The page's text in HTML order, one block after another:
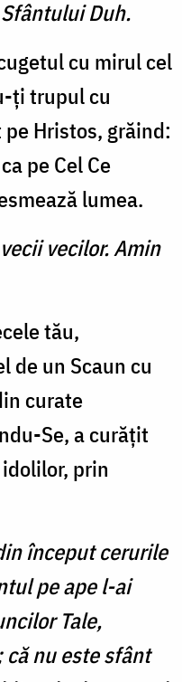
Duh.
cu mirul cel
ţi trupul cu
Hristos, grăind:
pe Cel Ce
lumea.
vecilor. Amin
tău,
de un Scaun cu
curate
Se, a curăţit
prin
început cerurile
pe ape l-ai
Tale,
nu este sfânt